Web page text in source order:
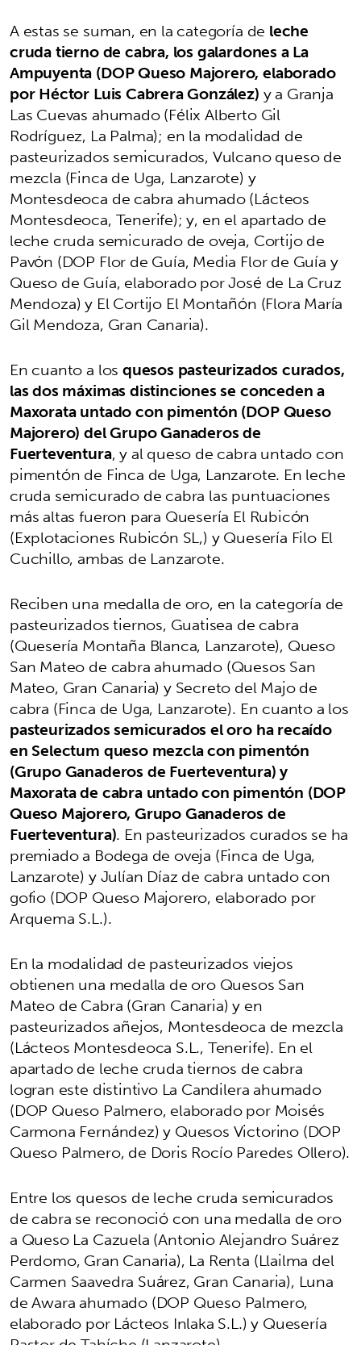
A estas se suman, en la categoría de leche
cruda tierno de cabra, los galardones a La
Ampuyenta (DOP Queso Majorero, elaborado
por Héctor Luis Cabrera González)y a Granja
Las Cuevas ahumado (Félix Alberto Gil
Rodríguez, La Palma); en la modalidad de
pasteurizados semicurados, Vulcano queso de
mezcla (Finca de Uga, Lanzarote) y
Montesdeoca de cabra ahumado (Lácteos
Montesdeoca, Tenerife); y, en el apartado de
leche cruda semicurado de oveja, Cortijo de
Pavón (DOP Flor de Guía, Media Flor de Guía y
Queso de Guía, elaborado por José de La Cruz
Mendoza) y El Cortijo El Montañón (Flora María
Gil Mendoza, Gran Canaria).
En cuanto a losquesos pasteurizados curados,
las dos máximas distinciones se conceden a
Maxorata untado con pimentón (DOP Queso
Majorero) del Grupo Ganaderos de
Fuerteventura, y al queso de cabra untado con
pimentón de Finca de Uga, Lanzarote. En leche
cruda semicurado de cabra las puntuaciones
más altas fueron para Quesería El Rubicón
(Explotaciones Rubicón SL,) y Quesería Filo El
Cuchillo, ambas de Lanzarote.
Reciben una medalla de oro, en la categoría de
pasteurizados tiernos, Guatisea de cabra
(Quesería Montaña Blanca, Lanzarote), Queso
San Mateo de cabra ahumado (Quesos San
Mateo, Gran Canaria) y Secreto del Majo de
cabra (Finca de Uga, Lanzarote). En cuanto a los
pasteurizados semicurados el oro ha recaído
en Selectum queso mezcla con pimentón
(Grupo Ganaderos de Fuerteventura) y
Maxorata de cabra untado con pimentón (DOP
Queso Majorero, Grupo Ganaderos de
Fuerteventura). En pasteurizados curados se ha
premiado a Bodega de oveja (Finca de Uga,
Lanzarote) y Julían Díaz de cabra untado con
gofio (DOP Queso Majorero, elaborado por
Arquema S.L.).
En la modalidad de pasteurizados viejos
obtienen una medalla de oro Quesos San
Mateo de Cabra (Gran Canaria) y en
pasteurizados añejos, Montesdeoca de mezcla
(Lácteos Montesdeoca S.L., Tenerife). En el
apartado de leche cruda tiernos de cabra
logran este distintivo La Candilera ahumado
(DOP Queso Palmero, elaborado por Moisés
Carmona Fernández) y Quesos Victorino (DOP
Queso Palmero, de Doris Rocío Paredes Ollero).
Entre los quesos de leche cruda semicurados
de cabra se reconoció con una medalla de oro
a Queso La Cazuela (Antonio Alejandro Suárez
Perdomo, Gran Canaria), La Renta (Llailma del
Carmen Saavedra Suárez, Gran Canaria), Luna
de Awara ahumado (DOP Queso Palmero,
elaborado por Lácteos Inlaka S.L.) y Quesería